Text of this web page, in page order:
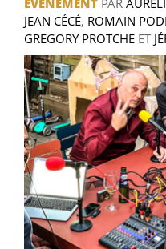
JEAN CÉCÉ, ROMAIN
GREGORY PROTCHE ET